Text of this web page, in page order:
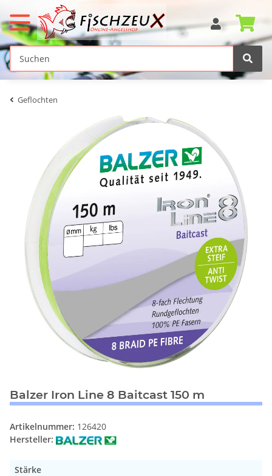
Geflochten
Balzer Iron Line 8 Baitcast 150 m
Artikelnummer: 126420
Hersteller:
Stärke